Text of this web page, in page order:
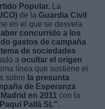
Popular. La
de la Guardia Civil
en el que se desvela
concurrido a los
gastos de campaña
de sociedades
a ocultar el origen
línea que sostiene el
sobre la presunta
de Esperanza
en 2011 con la
Pallá SL".